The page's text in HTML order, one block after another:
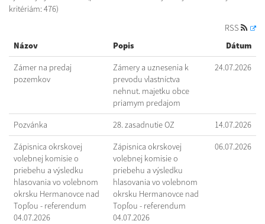
kritériám: 476)
RSS
Názov
Popis Dátum
Zámer na predaj
pozemkov
Zámery a uznesenia k
prevodu vlastníctva
nehnut. majetku obce
priamym predajom
24.07.2026
Pozvánka 28. zasadnutie OZ 14.07.2026
Zápisnica okrskovej
volebnej komisie o
priebehu a výsledku
hlasovania vo volebnom
okrsku Hermanovce nad
Topľou - referendum
04.07.2026
Zápisnica okrskovej
volebnej komisie o
priebehu a výsledku
hlasovania vo volebnom
okrsku Hermanovce nad
Topľou - referendum
04.07.2026
06.07.2026